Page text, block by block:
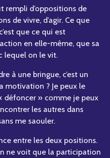
rempli d’oppositions de
de vivre, d’agir. Ce que
que ce qui est
en elle-même, que sa
lequel on le vit.
à une bringue, c’est un
motivation ? Je peux le
défoncer » comme je peux
les autres dans
me saouler.
entre les deux positions.
ne voit que la participation